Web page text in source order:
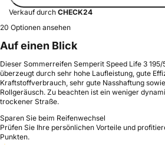
Verkauf durch CHECK24
20 Optionen ansehen
Auf einen Blick
Dieser Sommerreifen Semperit Speed Life 3 195/
überzeugt durch sehr hohe Laufleistung, gute
Kraftstoffverbrauch, sehr gute Nasshaftung
Rollgeräusch. Zu beachten ist ein weniger
trockener Straße.
Sparen Sie beim Reifenwechsel
Prüfen Sie Ihre persönlichen Vorteile und
Punkten.